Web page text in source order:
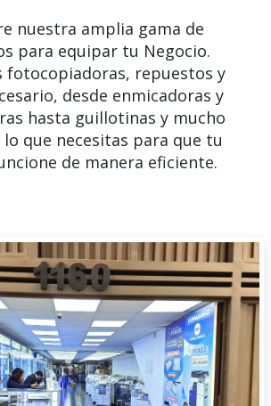
nuestra amplia gama de
para equipar tu Negocio.
fotocopiadoras, repuestos y
desde enmicadoras y
hasta guillotinas y mucho
lo que necesitas para que tu
de manera eficiente.